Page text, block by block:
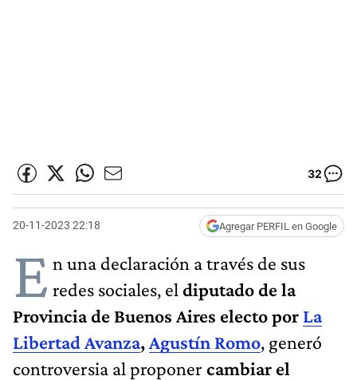
32
20-11-2023 22:18 Agregar PERFIL en Google
E n una declaración a través de sus
redes sociales, el diputado de la
Provincia de Buenos Aires electo por La
Libertad Avanza,Agustín Romo, generó
controversia al proponer cambiar el